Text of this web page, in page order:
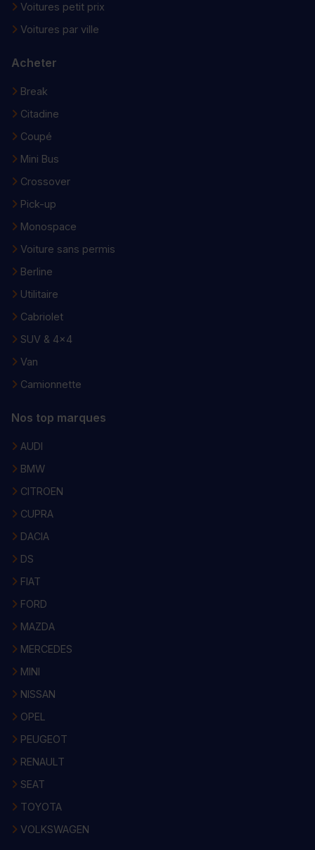
Voitures petit prix
Voitures par ville
Acheter
Break
Citadine
Coupé
Mini Bus
Crossover
Pick-up
Monospace
Voiture sans permis
Berline
Utilitaire
Cabriolet
SUV & 4x4
Van
Camionnette
Nos top marques
AUDI
BMW
CITROEN
CUPRA
DACIA
DS
FIAT
FORD
MAZDA
MERCEDES
MINI
NISSAN
OPEL
PEUGEOT
RENAULT
SEAT
TOYOTA
VOLKSWAGEN